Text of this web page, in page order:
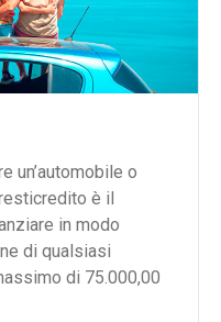
un’automobile o
è il
in modo
di qualsiasi
di 75.000,00